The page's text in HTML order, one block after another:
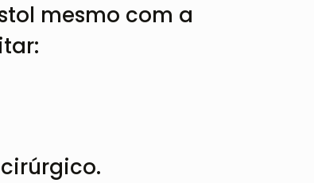
mesmo com a